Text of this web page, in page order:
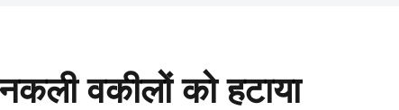
वकीलों को हटाया